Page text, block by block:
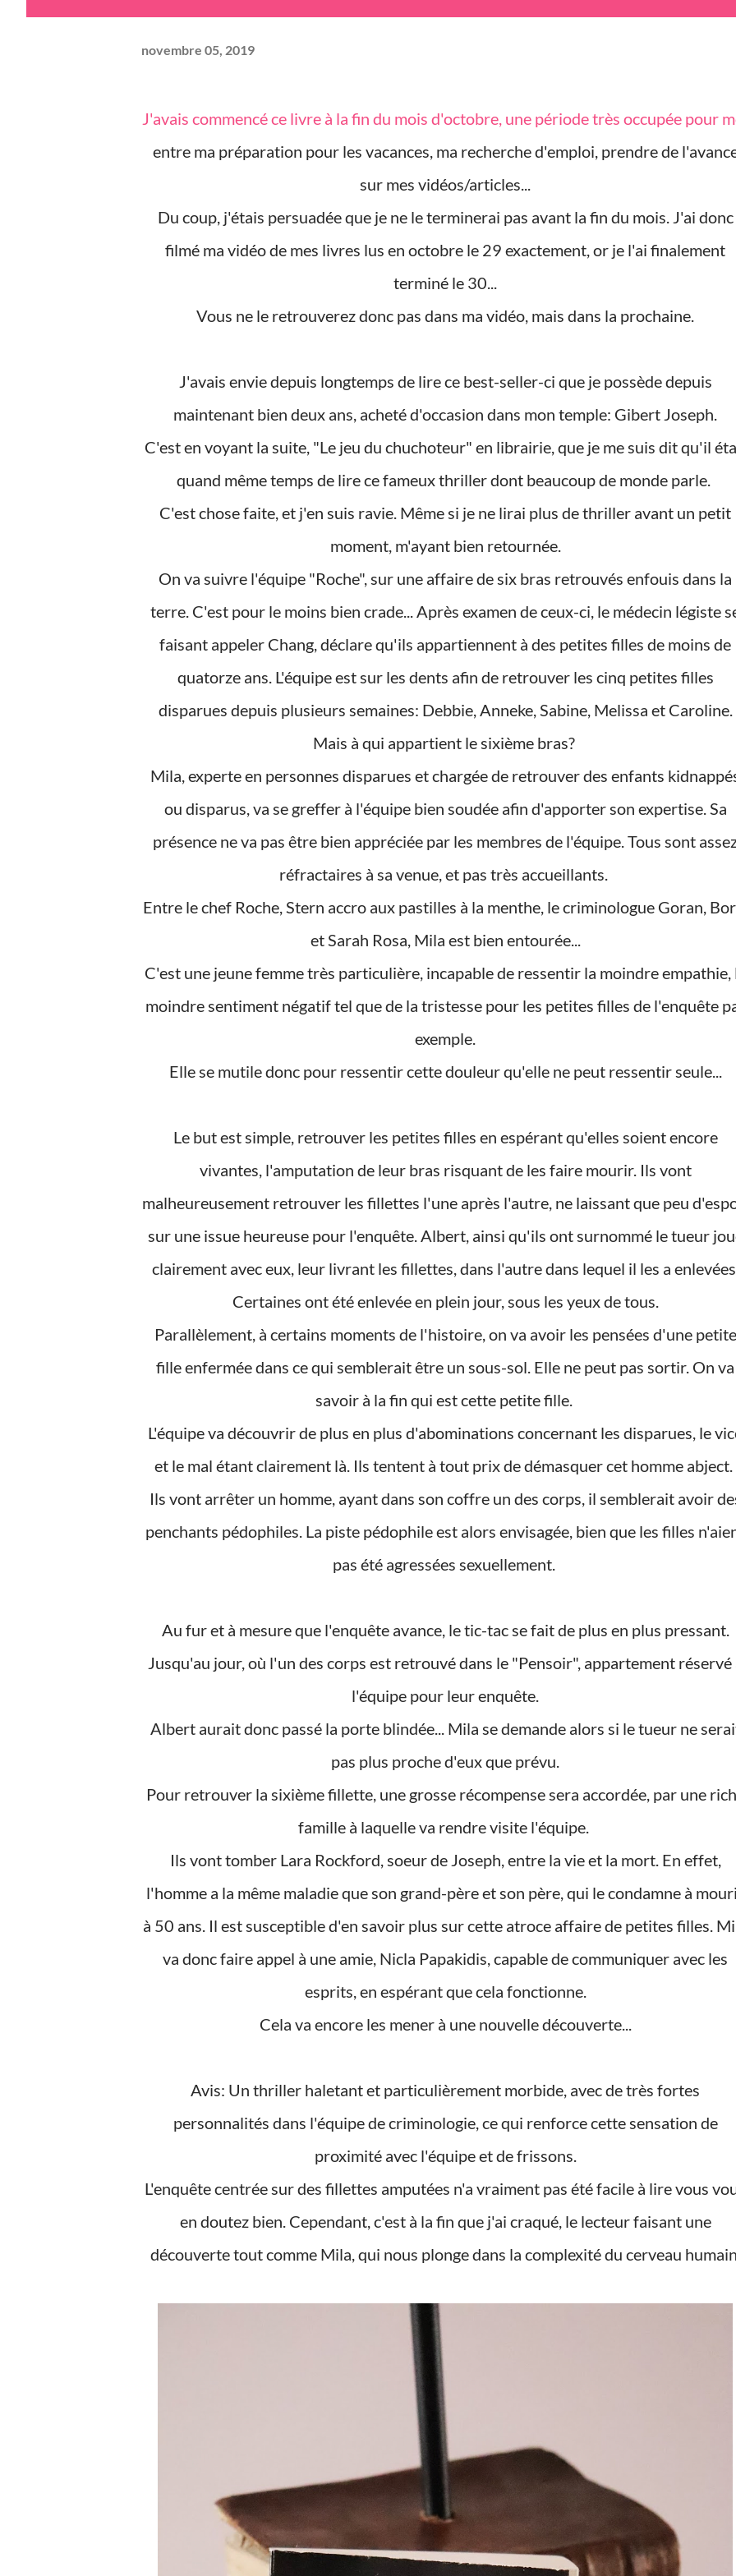
novembre 05, 2019
J'avais commencé ce livre à la fin du mois d'octobre, une période très occupée pour moi
entre ma préparation pour les vacances, ma recherche d'emploi, prendre de
sur mes vidéos/articles...
Du coup, j'étais persuadée que je ne le terminerai pas avant la fin du mois. J'ai donc
filmé ma vidéo de mes livres lus en octobre le 29 exactement, or je l'ai finalement
terminé le 30...
Vous ne le retrouverez donc pas dans ma vidéo, mais dans la prochaine.
J'avais envie depuis longtemps de lire ce best-seller-ci que je possède depuis
maintenant bien deux ans, acheté d'occasion dans mon temple: Gibert Joseph.
C'est en voyant la suite, "Le jeu du chuchoteur" en librairie, que je me suis dit qu'il
quand même temps de lire ce fameux thriller dont beaucoup de monde parle.
C'est chose faite, et j'en suis ravie. Même si je ne lirai plus de thriller avant un petit
moment, m'ayant bien retournée.
On va suivre l'équipe "Roche", sur une affaire de six bras retrouvés enfouis dans la
terre. C'est pour le moins bien crade... Après examen de ceux-ci, le médecin légiste
faisant appeler Chang, déclare qu'ils appartiennent à des petites filles de moins de
quatorze ans. L'équipe est sur les dents afin de retrouver les cinq petites filles
disparues depuis plusieurs semaines: Debbie, Anneke, Sabine, Melissa et Caroline.
Mais à qui appartient le sixième bras?
Mila, experte en personnes disparues et chargée de retrouver des enfants kidnappés
ou disparus, va se greffer à l'équipe bien soudée afin d'apporter son expertise. Sa
présence ne va pas être bien appréciée par les membres de l'équipe. Tous sont
réfractaires à sa venue, et pas très accueillants.
Entre le chef Roche, Stern accro aux pastilles à la menthe, le criminologue Goran, Boris
et Sarah Rosa, Mila est bien entourée...
C'est une jeune femme très particulière, incapable de ressentir la moindre empathie, le
moindre sentiment négatif tel que de la tristesse pour les petites filles de l'enquête
exemple.
Elle se mutile donc pour ressentir cette douleur qu'elle ne peut ressentir seule...
Le but est simple, retrouver les petites filles en espérant qu'elles soient encore
vivantes, l'amputation de leur bras risquant de les faire mourir. Ils vont
malheureusement retrouver les fillettes l'une après l'autre, ne laissant que peu
sur une issue heureuse pour l'enquête. Albert, ainsi qu'ils ont surnommé le tueur
clairement avec eux, leur livrant les fillettes, dans l'autre dans lequel il les a
Certaines ont été enlevée en plein jour, sous les yeux de tous.
Parallèlement, à certains moments de l'histoire, on va avoir les pensées d'une petite
fille enfermée dans ce qui semblerait être un sous-sol. Elle ne peut pas sortir. On va
savoir à la fin qui est cette petite fille.
L'équipe va découvrir de plus en plus d'abominations concernant les disparues, le vice
et le mal étant clairement là. Ils tentent à tout prix de démasquer cet homme abject.
Ils vont arrêter un homme, ayant dans son coffre un des corps, il semblerait avoir des
penchants pédophiles. La piste pédophile est alors envisagée, bien que les filles
pas été agressées sexuellement.
Au fur et à mesure que l'enquête avance, le tic-tac se fait de plus en plus pressant.
Jusqu'au jour, où l'un des corps est retrouvé dans le "Pensoir", appartement réservé
l'équipe pour leur enquête.
Albert aurait donc passé la porte blindée... Mila se demande alors si le tueur ne serait
pas plus proche d'eux que prévu.
Pour retrouver la sixième fillette, une grosse récompense sera accordée, par une riche
famille à laquelle va rendre visite l'équipe.
Ils vont tomber Lara Rockford, soeur de Joseph, entre la vie et la mort. En effet,
l'homme a la même maladie que son grand-père et son père, qui le condamne à
à 50 ans. Il est susceptible d'en savoir plus sur cette atroce affaire de petites filles.
va donc faire appel à une amie, Nicla Papakidis, capable de communiquer avec les
esprits, en espérant que cela fonctionne.
Cela va encore les mener à une nouvelle découverte...
Avis: Un thriller haletant et particulièrement morbide, avec de très fortes
personnalités dans l'équipe de criminologie, ce qui renforce cette sensation de
proximité avec l'équipe et de frissons.
L'enquête centrée sur des fillettes amputées n'a vraiment pas été facile à lire vous
en doutez bien. Cependant, c'est à la fin que j'ai craqué, le lecteur faisant une
découverte tout comme Mila, qui nous plonge dans la complexité du cerveau